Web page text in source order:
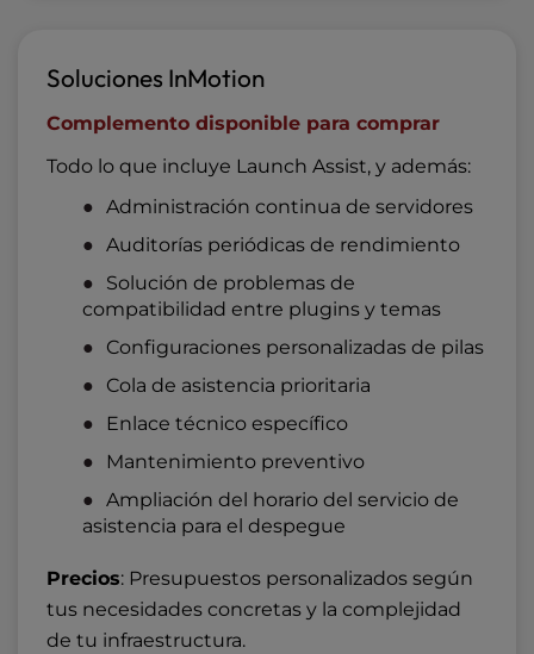
Soluciones InMotion
Complemento disponible para comprar
Todo lo que incluye Launch Assist, y además:
Administración continua de servidores
Auditorías periódicas de rendimiento
Solución de problemas de
compatibilidad entre plugins y temas
Configuraciones personalizadas de pilas
Cola de asistencia prioritaria
Enlace técnico específico
Mantenimiento preventivo
Ampliación del horario del servicio de
asistencia para el despegue
Precios: Presupuestos personalizados según
tus necesidades concretas y la complejidad
de tu infraestructura.